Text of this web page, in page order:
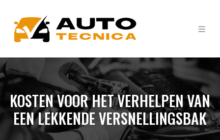
KOSTEN VOOR HET VERHELPEN VAN
EEN LEKKENDE VERSNELLINGSBAK